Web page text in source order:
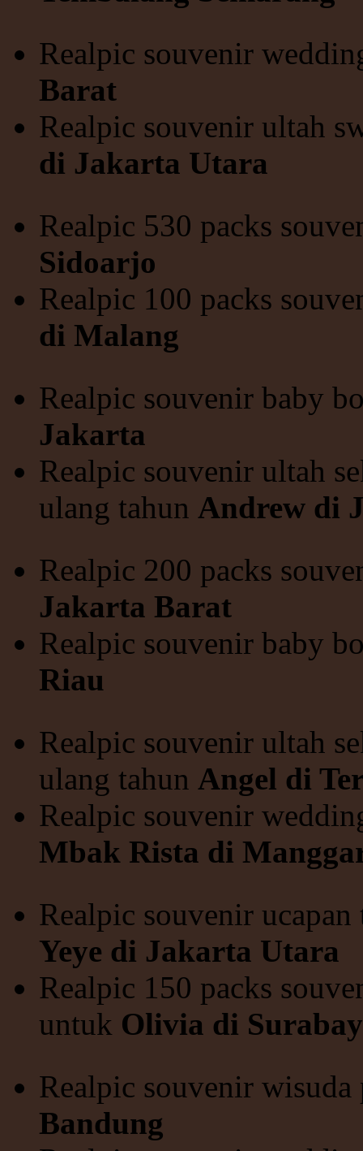
Realpic souvenir
Barat
Realpic souvenir ultah
di Jakarta Utara
Realpic 530 packs
Sidoarjo
Realpic 100 packs
di Malang
Realpic souvenir baby
Jakarta
Realpic souvenir ultah
ulang tahun Andrew di
Realpic 200 packs
Jakarta Barat
Realpic souvenir baby
Riau
Realpic souvenir ultah
ulang tahun Angel di
Realpic souvenir
Mbak Rista di
Realpic souvenir
Yeye di Jakarta Utara
Realpic 150 packs
untuk Olivia di
Realpic souvenir wisuda
Bandung